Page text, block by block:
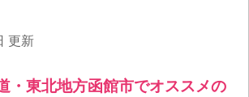
更新
・東北地方函館市でオススメの